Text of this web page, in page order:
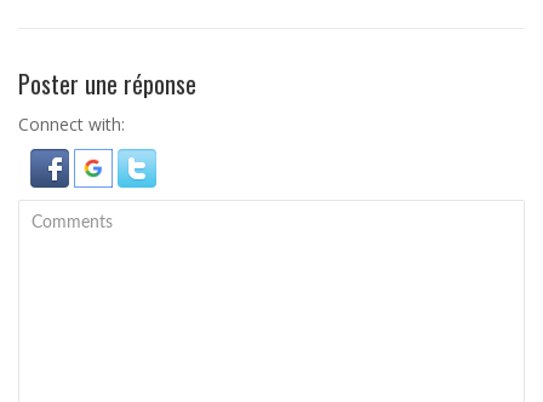
Poster une réponse
Connect with: